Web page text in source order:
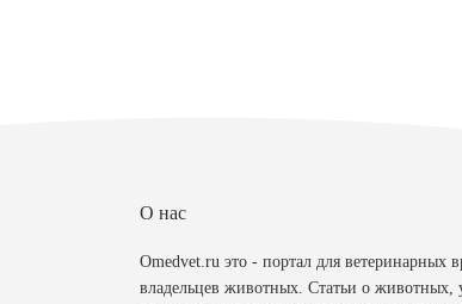
О нас
Omedvet.ru это - портал для ветеринарных
владельцев животных. Статьи о животных,